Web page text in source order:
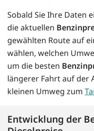
Sobald Sie Ihre Daten
die aktuellen
gewählten Route auf
wählen, welchen
um die besten
längerer Fahrt auf der
kleinen Umweg zum
Entwicklung der